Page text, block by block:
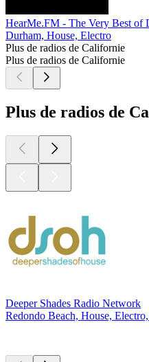
HearMe.FM - The Very Best of
Durham, House, Electro
Plus de radios de Californie
Plus de radios de Californie
Plus de radios de
Deeper Shades Radio Network
Redondo Beach, House,